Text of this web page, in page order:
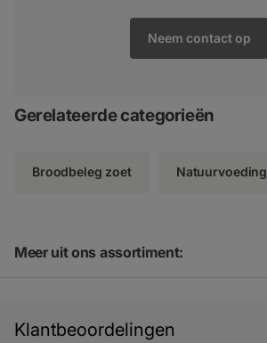
Neem contact op
Gerelateerde categorieën
Broodbeleg zoet Natuurvoeding
Meer uit ons assortiment:
Klantbeoordelingen